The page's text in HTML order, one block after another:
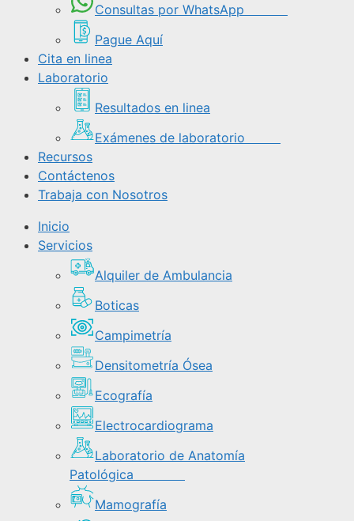
Consultas por WhatsApp
Pague Aquí
Cita en linea
Laboratorio
Resultados en linea
Exámenes de laboratorio
Recursos
Contáctenos
Trabaja con Nosotros
Inicio
Servicios
Alquiler de Ambulancia
Boticas
Campimetría
Densitometría Ósea
Ecografía
Electrocardiograma
Laboratorio de Anatomía
Patológica
Mamografía